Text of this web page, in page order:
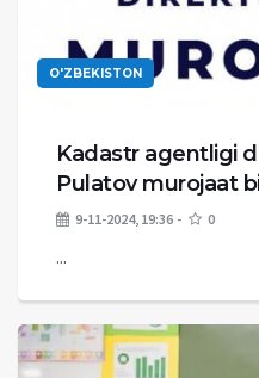
O'ZBEKISTON
Kadastr agentligi
Pulatov murojaat
9-11-2024, 19:36 0
...